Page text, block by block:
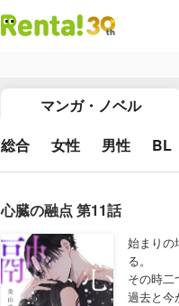
マンガ・ノベル
総合 女性 男性 BL
心臓の融点 第11話
始まりの
る。
その時
過去と今